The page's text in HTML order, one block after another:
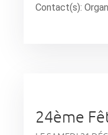
Contact(s):
24ème